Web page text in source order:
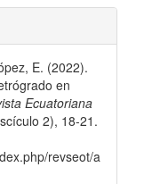
E. (2022).
en
Ecuatoriana
2), 18-21.
revseot/a